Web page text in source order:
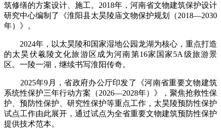
筑修缮的方案设计、施工。2018年，河南省文物建筑保护设计
研究中心编制了《淮阳县太昊陵庙文物保护规划（2018—2030
年）》。
2024年，以太昊陵和国家湿地公园龙湖为核心，重点打造
的太昊伏羲陵文化旅游区成为河南第16家国家5A级旅游景
区。一陵一湖，继续书写淮阳传奇。
2025年9月，省政府办公厅印发了《河南省重要文物建筑
系统性保护三年行动方案（2026—2028年）》，聚焦抢救性保
护、预防性保护、研究性保护等重点工作，太昊陵预防性保护
试点工作由此展开，通过试点为全省重要文物建筑预防性保护
提供技术范本。